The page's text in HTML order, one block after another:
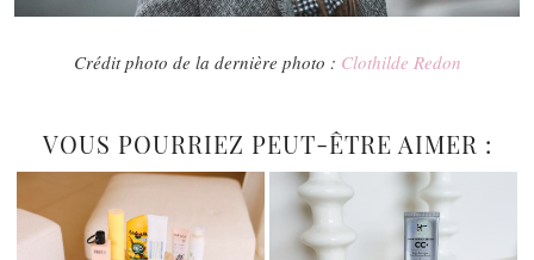
Crédit photo de la dernière photo : Clothilde Redon
VOUS POURRIEZ PEUT-ÊTRE AIMER :